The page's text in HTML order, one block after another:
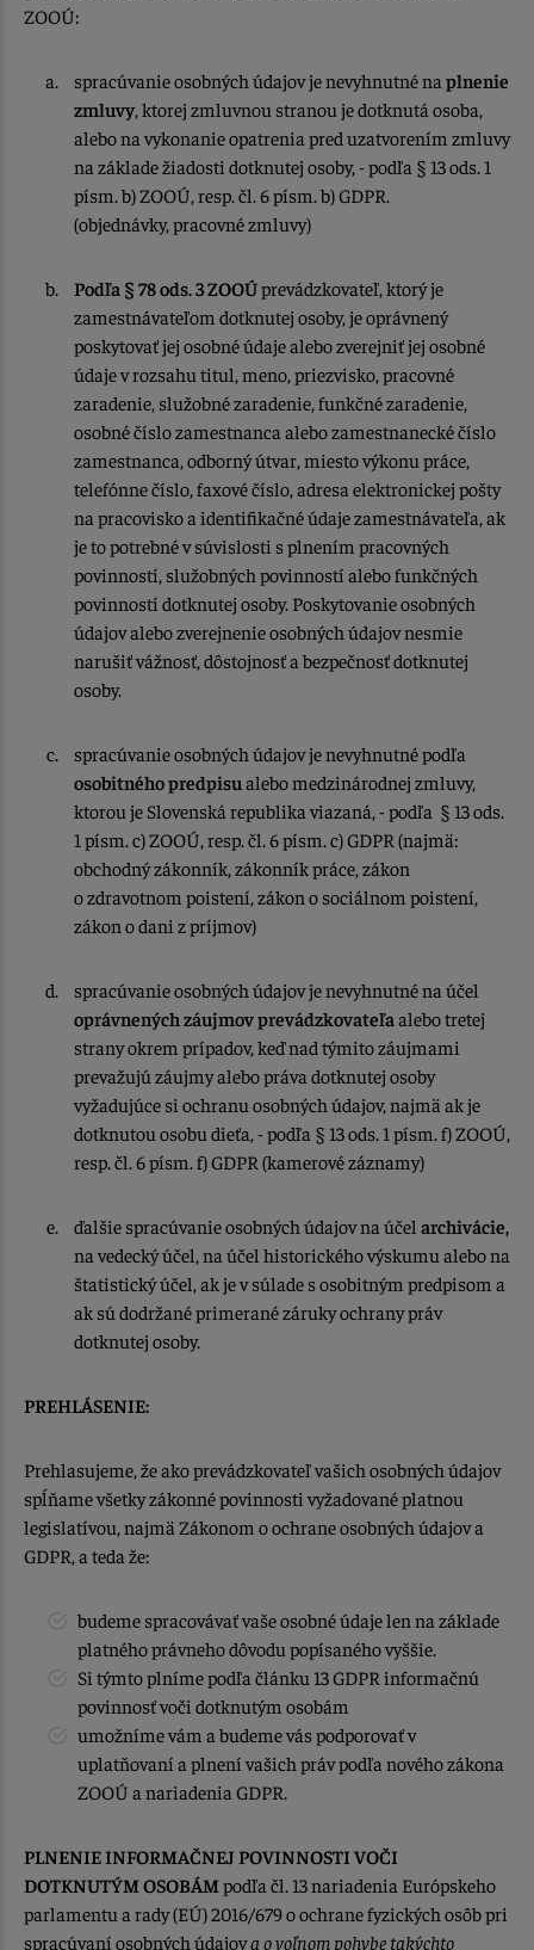
ZOOÚ:
spracúvanie osobných údajov je nevyhnutné na plnenie
zmluvy, ktorej zmluvnou stranou je dotknutá osoba,
alebo na vykonanie opatrenia pred uzatvorením zmluvy
na základe žiadosti dotknutej osoby, - podľa § 13 ods. 1
písm. b) ZOOÚ, resp. čl. 6 písm. b) GDPR.
(objednávky, pracovné zmluvy)
Podľa § 78 ods. 3 ZOOÚprevádzkovateľ, ktorý je
zamestnávateľom dotknutej osoby, je oprávnený
poskytovať jej osobné údaje alebo zverejniť jej osobné
údaje v rozsahu titul, meno, priezvisko, pracovné
zaradenie, služobné zaradenie, funkčné zaradenie,
osobné číslo zamestnanca alebo zamestnanecké číslo
zamestnanca, odborný útvar, miesto výkonu práce,
telefónne číslo, faxové číslo, adresa elektronickej pošty
na pracovisko a identifikačné údaje zamestnávateľa, ak
je to potrebné v súvislosti s plnením pracovných
povinností, služobných povinností alebo funkčných
povinností dotknutej osoby. Poskytovanie osobných
údajov alebo zverejnenie osobných údajov nesmie
narušiť vážnosť, dôstojnosť a bezpečnosť dotknutej
osoby.
spracúvanie osobných údajov je nevyhnutné podľa
osobitného predpisualebo medzinárodnej zmluvy,
ktorou je Slovenská republika viazaná, - podľa § 13 ods.
1 písm. c) ZOOÚ, resp. čl. 6 písm. c) GDPR (najmä:
obchodný zákonník, zákonník práce, zákon
o zdravotnom poistení, zákon o sociálnom poistení,
zákon o dani z príjmov)
spracúvanie osobných údajov je nevyhnutné na účel
oprávnených záujmovprevádzkovateľa alebo tretej
strany okrem prípadov, keď nad týmito záujmami
prevažujú záujmy alebo práva dotknutej osoby
vyžadujúce si ochranu osobných údajov, najmä ak je
dotknutou osobu dieťa, - podľa § 13 ods. 1 písm. f) ZOOÚ,
resp. čl. 6 písm. f) GDPR (kamerové záznamy)
ďalšie spracúvanie osobných údajov na účel archivácie,
na vedecký účel, na účel historického výskumu alebo na
štatistický účel, ak je v súlade s osobitným predpisom a
ak sú dodržané primerané záruky ochrany práv
dotknutej osoby.
PREHLÁSENIE:
Prehlasujeme, že ako prevádzkovateľ vašich osobných údajov
spĺňame všetky zákonné povinnosti vyžadované platnou
legislatívou, najmä Zákonom o ochrane osobných údajov a
GDPR, a teda že:
budeme spracovávať vaše osobné údaje len na základe
platného právneho dôvodu popísaného vyššie.
Si týmto plníme podľa článku 13 GDPR informačnú
povinnosť voči dotknutým osobám
umožníme vám a budeme vás podporovať v
uplatňovaní a plnení vašich práv podľa nového zákona
ZOOÚ a nariadenia GDPR.
PLNENIE INFORMAČNEJ POVINNOSTI VOČI
DOTKNUTÝM OSOBÁM podľa čl. 13 nariadenia Európskeho
parlamentu a rady (EÚ) 2016/679 o ochrane fyzických osôb pri
spracúvaní osobných údajova o voľnom pohybe takýchto